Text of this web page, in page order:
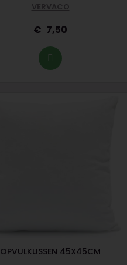
VERVACO
7,50
OPVULKUSSEN 45X45CM